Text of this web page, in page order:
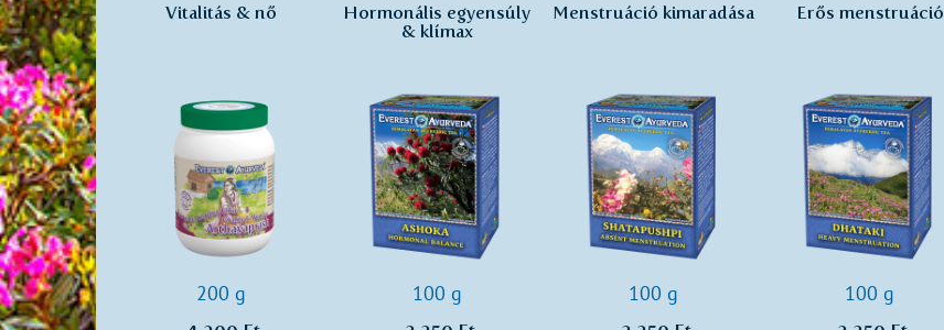
Vitalitás & nő
200 g
Hormonális egyensúly
& klímax
100 g
Menstruáció kimaradása
100 g
Erős menstruáció
100 g